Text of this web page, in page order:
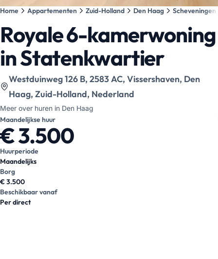
Home Appartementen Zuid-Holland Den Haag Scheveningen
Royale 6-kamerwoning
in Statenkwartier
Bekijk locatie op kaart:
Westduinweg 126 B, 2583 AC, Vissershaven, Den
Haag, Zuid-Holland, Nederland
Meer over huren in Den Haag
Maandelijkse huur
€ 3.500
Huurperiode
Maandelijks
Borg
€ 3.500
Beschikbaar vanaf
Per direct